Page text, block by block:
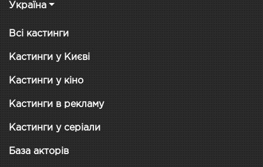
Україна
Всі кастинги
Кастинги у Києві
Кастинги у кіно
Кастинги в рекламу
Кастинги у серіали
База акторів